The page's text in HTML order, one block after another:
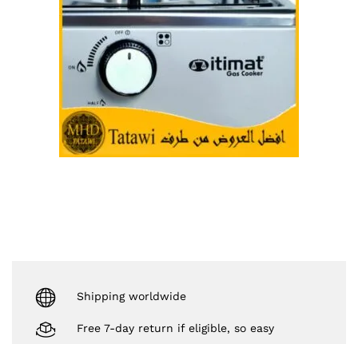
Shipping worldwide
Free 7-day return if eligible, so easy